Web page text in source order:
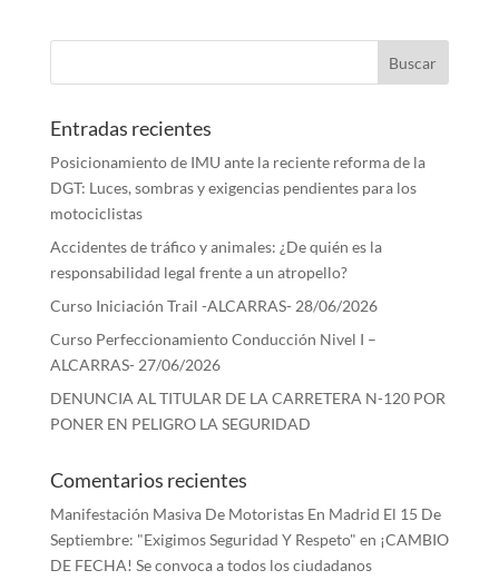
Entradas recientes
Posicionamiento de IMU ante la reciente reforma de la
DGT: Luces, sombras y exigencias pendientes para los
motociclistas
Accidentes de tráfico y animales: ¿De quién es la
responsabilidad legal frente a un atropello?
Curso Iniciación Trail -ALCARRAS- 28/06/2026
Curso Perfeccionamiento Conducción Nivel I –
ALCARRAS- 27/06/2026
DENUNCIA AL TITULAR DE LA CARRETERA N-120 POR
PONER EN PELIGRO LA SEGURIDAD
Comentarios recientes
Manifestación Masiva De Motoristas En Madrid El 15 De
Septiembre: "Exigimos Seguridad Y Respeto" en ¡CAMBIO
DE FECHA! Se convoca a todos los ciudadanos